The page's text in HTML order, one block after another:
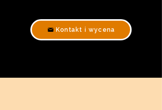
Kontakt i wycena